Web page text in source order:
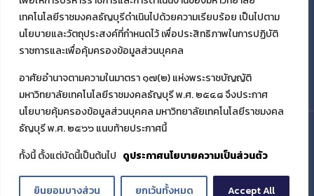
เทคโนโลยีราชมงคลธัญบุรีดำเนินไปด้วยความเรียบร้อย เป็นไปตาม
นโยบายและวัตถุประสงค์ที่กำหนดไว้ เพื่อประสิทธิภาพในการปฏิบัติ
ราชการและเพื่อคุ้มครองข้อมูลส่วนบุคคล
อาศัยอำนาจตามความในมาตรา ๑๗(๒) แห่งพระราชบัญญัติ
มหาวิทยาลัยเทคโนโลยีราชมงคลธัญบุรี พ.ศ. ๒๕๔๘ จึงประกาศ
นโยบายคุ้มครองข้อมูลส่วนบุคคล มหาวิทยาลัยเทคโนโลยีราชมงคล
ธัญบุรี พ.ศ. ๒๕๖๖ แนบท้ายประกาศนี้
ทั้งนี้ ตั้งแต่บัดนี้เป็นต้นไป ดูประกาศนโยบายความเป็นส่วนตัว
ยินยอมบางส่วน ยกเว้นทั้งหมด Accept All
© 2021 มหาวิทยาลัยเทคโนโลยีราชมงคลธัญบุรี